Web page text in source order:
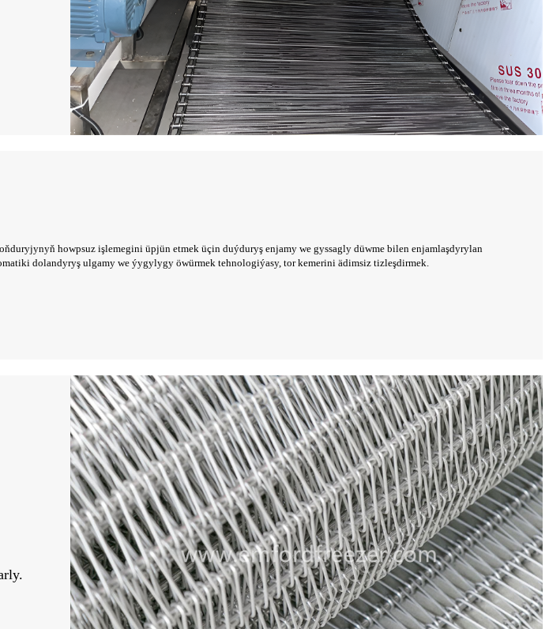
howpsuz işlemegini üpjün etmek üçin duýduryş enjamy we gyssagly düwme bilen enjamlaşdyrylan
dolandyryş ulgamy we ýygylygy öwürmek tehnologiýasy, tor kemerini ädimsiz tizleşdirmek.